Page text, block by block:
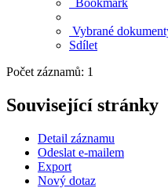
Vybrané
Sdílet
Počet záznamů: 1
Související stránky
Detail záznamu
Odeslat e-mailem
Export
Nový dotaz